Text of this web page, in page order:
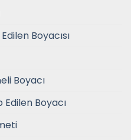
Boyacısı
Boyacı
Boyacı